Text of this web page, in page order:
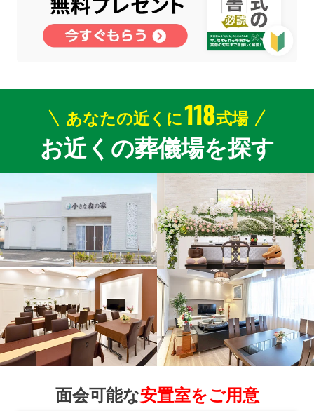
あなたの近くに118式場
お近くの葬儀場を探す
面会可能な安置室をご用意